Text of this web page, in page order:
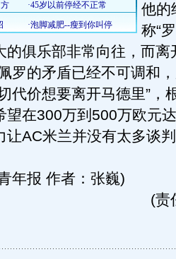
他的
称“
的俱乐部非常向往，而离
罗的矛盾已经不可调和
代价想要离开马德里”，
望在300万到500万欧元
让AC米兰并没有太多谈
报 作者：张巍)
(责